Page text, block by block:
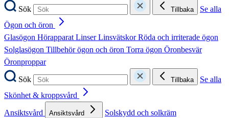
Sök
Tillbaka
Se alla
Ögon och öron
Glasögon HörapparatLinserLinsvätskorRöda och irriterade ögon
Solglasögon Tillbehör ögon och öron Torra ögon Öronbesvär
Öronproppar
Sök
Tillbaka
Se alla
Skönhet & kroppsvård
Ansiktsvård
Ansiktsvård Solskydd och solkräm